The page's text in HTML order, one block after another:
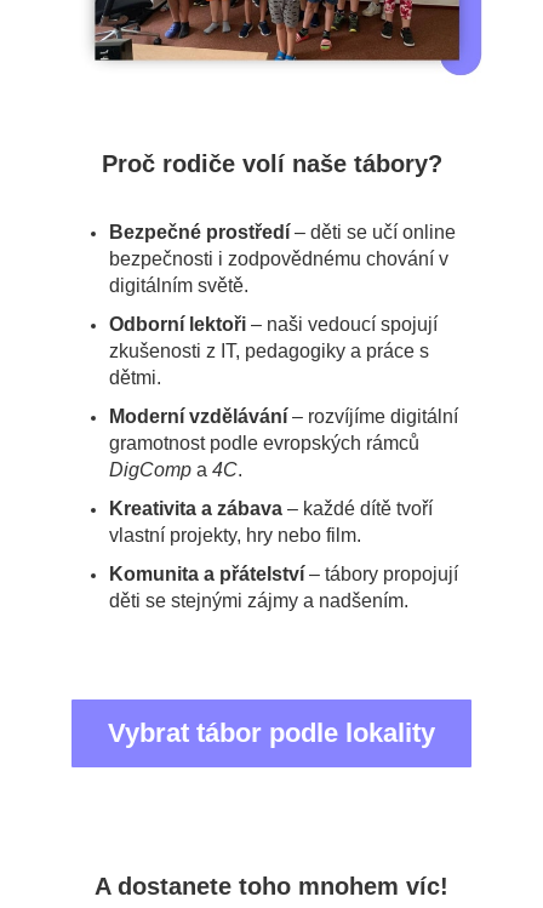
Proč rodiče volí naše tábory?
Bezpečné prostředí – děti se učí online
bezpečnosti i zodpovědnému chování v
digitálním světě.
Odborní lektoři – naši vedoucí spojují
zkušenosti z IT, pedagogiky a práce s
dětmi.
Moderní vzdělávání – rozvíjíme digitální
gramotnost podle evropských rámců
DigComp a 4C.
Kreativita a zábava – každé dítě tvoří
vlastní projekty, hry nebo film.
Komunita a přátelství – tábory propojují
děti se stejnými zájmy a nadšením.
Vybrat tábor podle lokality
A dostanete toho mnohem víc!